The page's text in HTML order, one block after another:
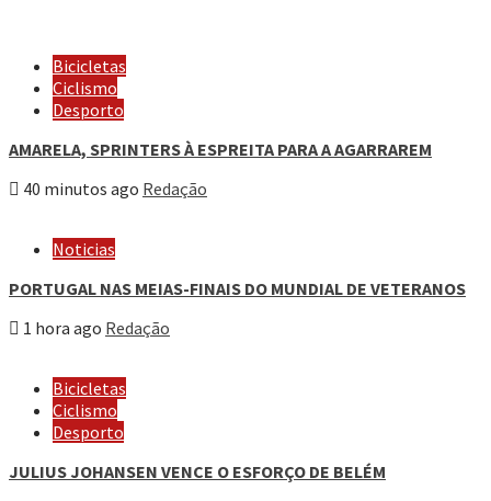
Bicicletas
Ciclismo
Desporto
AMARELA, SPRINTERS À ESPREITA PARA A AGARRAREM
40 minutos ago Redação
Noticias
PORTUGAL NAS MEIAS-FINAIS DO MUNDIAL DE VETERANOS
1 hora ago Redação
Bicicletas
Ciclismo
Desporto
JULIUS JOHANSEN VENCE O ESFORÇO DE BELÉM